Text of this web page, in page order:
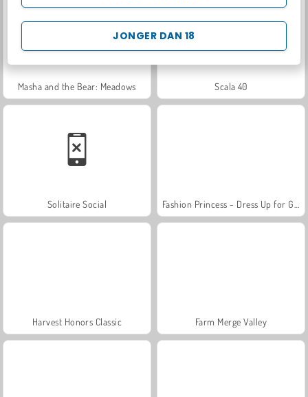
JONGER DAN 18
Masha and the Bear: Meadows Scala 40
Solitaire Social
Harvest Honors Classic Farm Merge Valley